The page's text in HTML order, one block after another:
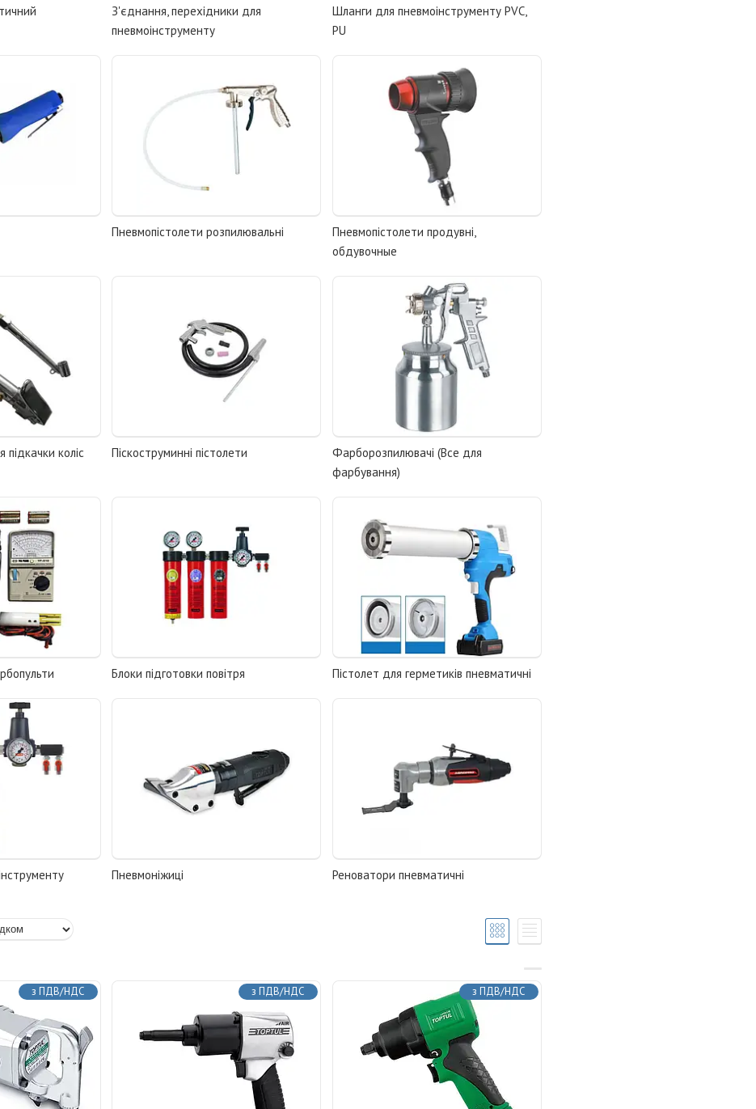
З'єднання, перехідники для
пневмоінструменту
Шланги для пневмоінструменту PVC,
PU
Пневмопістолети розпилювальні
Пневмопістолети продувні,
обдувочные
коліс Піскоструминні пістолети
Фарборозпилювачі (Все для
фарбування)
Блоки підготовки повітря Пістолет для герметиків пневматичні
Пневмоніжиці Реноватори пневматичні
з ПДВ/НДС з ПДВ/НДС з ПДВ/НДС